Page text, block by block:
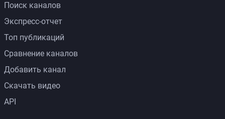
Поиск каналов
Экспресс-отчет
Топ публикаций
Сравнение каналов
Добавить канал
Скачать видео
API